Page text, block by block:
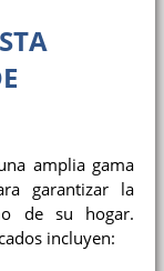
amplia gama
garantizar la
de su hogar.
incluyen: